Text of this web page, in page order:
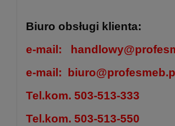
Biuro obsługi klienta:
e-mail:
e-mail: biuro@profesmeb.pl
Tel.kom. 503-513-333
Tel.kom. 503-513-550